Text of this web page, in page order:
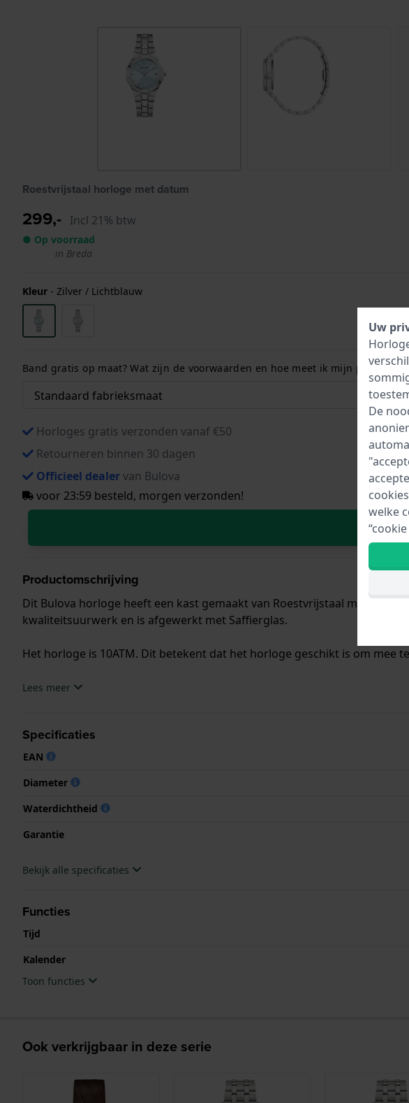
Roestvrijstaal horloge met datum
299,- Incl 21% btw
● Op voorraad
in Breda
Kleur - Zilver / Lichtblauw
Band gratis op maat? Wat zijn de voorwaarden en hoe meet ik mijn polsmaat?
Horloges gratis verzonden vanaf €50
Retourneren binnen 30 dagen
Officieel dealervan Bulova
voor 23:59 besteld, morgen verzonden!
Productomschrijving
Dit Bulova horloge heeft een kast gemaakt van Roestvrijstaal met een
kwaliteitsuurwerk en is afgewerkt met Saffierglas.
Het horloge is 10ATM. Dit betekent dat het horloge geschikt is om
.Lees meer
Specificaties
EAN
Diameter
Waterdichtheid
Garantie
Bekijk alle specificaties
Functies
Tijd
Kalender
Toon functies
Ook verkrijgbaar in deze serie
Uw
De
welke